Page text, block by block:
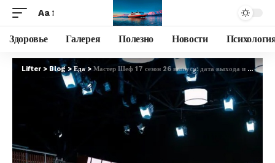
Aa
Здоровье Галерея Полезно Новости
Lifter > Blog>Еда> Мастер Шеф 17 сезон 26 выпуск: дата выхода и где смотреть онлайн